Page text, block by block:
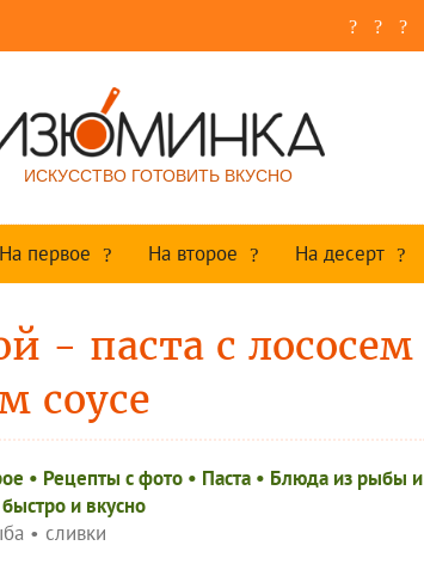
ИСКУССТВО ГОТОВИТЬ ВКУСНО
На первое На второе На десерт
- паста с лососем
соусе
• Рецепты c фото • Паста • Блюда из рыбы и
и вкусно
• сливки